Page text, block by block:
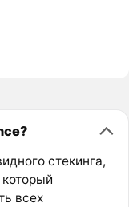
стекинга,
всех